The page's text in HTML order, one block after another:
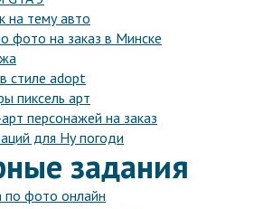
на тему авто
фото на заказ в Минске
стиле adopt
пиксель арт
персонажей на заказ
для Ну погоди
задания
по фото онлайн